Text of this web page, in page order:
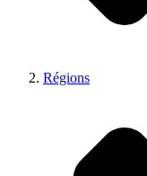
Régions